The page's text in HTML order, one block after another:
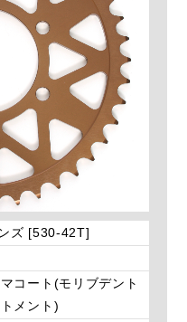
ズ [530-42T]
コート(モリブデント
メント)